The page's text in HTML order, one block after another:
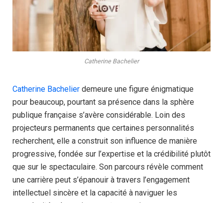
Catherine Bachelier
Catherine Bachelier demeure une figure énigmatique
pour beaucoup, pourtant sa présence dans la sphère
publique française s’avère considérable. Loin des
projecteurs permanents que certaines personnalités
recherchent, elle a construit son influence de manière
progressive, fondée sur l’expertise et la crédibilité plutôt
que sur le spectaculaire. Son parcours révèle comment
une carrière peut s’épanouir à travers l’engagement
intellectuel sincère et la capacité à naviguer les